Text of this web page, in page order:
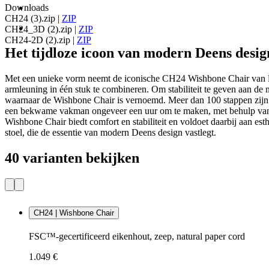
Downloads
CH24 (3).zip | ZIP
CH24_3D (2).zip | ZIP
CH24-2D (2).zip | ZIP
Het tijdloze icoon van modern Deens
Met een unieke vorm neemt de iconische CH24 Wishbone Chair
armleuning in één stuk te combineren. Om stabiliteit te geven aan
waarnaar de Wishbone Chair is vernoemd. Meer dan 100 stappen
een bekwame vakman ongeveer een uur om te maken, met behulp
Wishbone Chair biedt comfort en stabiliteit en voldoet daarbij aan
stoel, die de essentie van modern Deens design vastlegt.
40 varianten bekijken
CH24 | Wishbone Chair
FSC™-gecertificeerd eikenhout, zeep, natural paper cord
1.049 €